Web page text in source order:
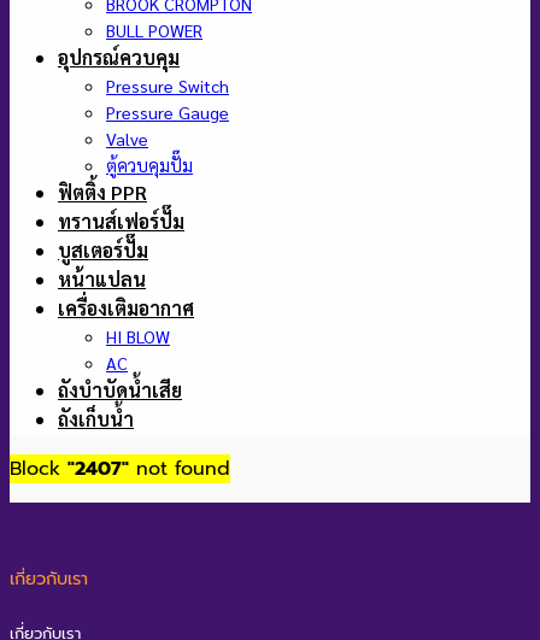
BULL POWER
อุปกรณ์ควบคุม
Pressure Switch
Pressure Gauge
Valve
ตู้ควบคุมปั๊ม
ฟิตติ้ง PPR
ทรานส์เฟอร์ปั๊ม
บูสเตอร์ปั๊ม
หน้าแปลน
เครื่องเติมอากาศ
HI BLOW
AC
ถังบำบัดน้ำเสีย
ถังเก็บน้ำ
Block "2407" not found
เกี่ยวกับเรา
เกี่ยวกับเรา